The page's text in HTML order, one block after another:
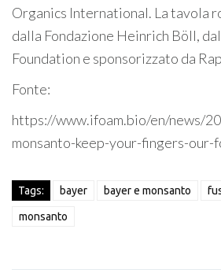
Organics International. La tavola
dalla Fondazione Heinrich Böll,
Foundation e sponsorizzato da
Fonte:
https://www.ifoam.bio/en/news/
monsanto-keep-your-fingers-our-
Tags: bayer bayer e monsanto
monsanto